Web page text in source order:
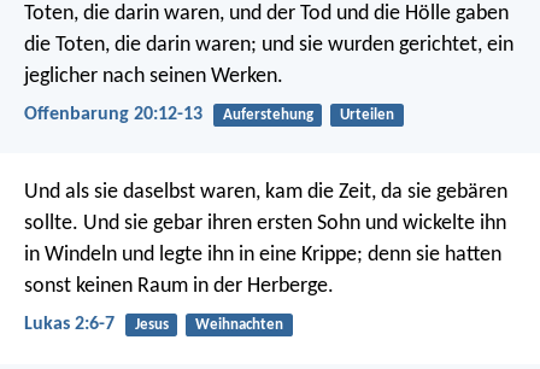
Toten, die darin waren, und der Tod und die Hölle gaben
die Toten, die darin waren; und sie wurden gerichtet, ein
jeglicher nach seinen Werken.
Offenbarung 20:12-13 Auferstehung Urteilen
Und als sie daselbst waren, kam die Zeit, da sie gebären
sollte. Und sie gebar ihren ersten Sohn und wickelte ihn
in Windeln und legte ihn in eine Krippe; denn sie hatten
sonst keinen Raum in der Herberge.
Lukas 2:6-7 Jesus Weihnachten